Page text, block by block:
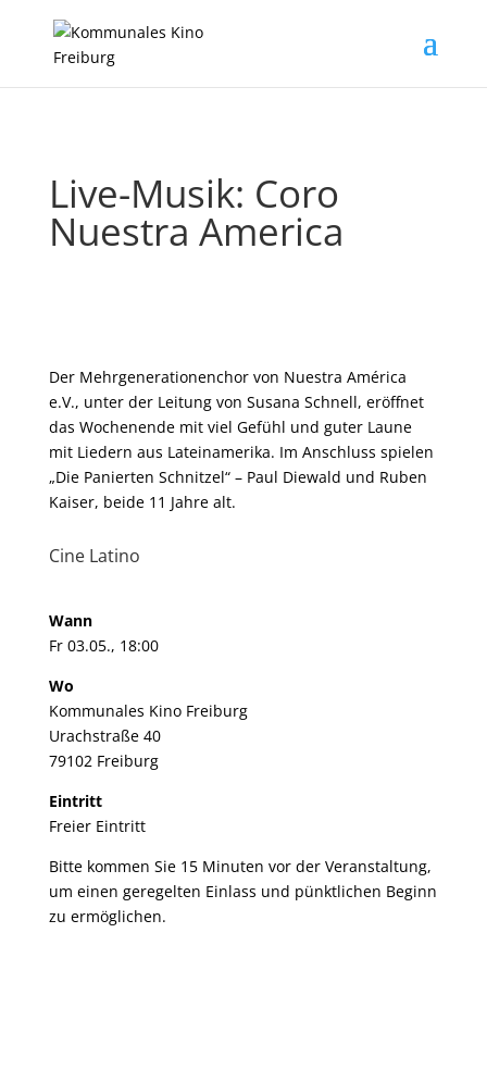
Live-Musik: Coro
Nuestra America
Der Mehrgenerationenchor von Nuestra América
e.V., unter der Leitung von Susana Schnell, eröffnet
das Wochenende mit viel Gefühl und guter Laune
mit Liedern aus Lateinamerika. Im Anschluss spielen
„Die Panierten Schnitzel“ – Paul Diewald und Ruben
Kaiser, beide 11 Jahre alt.
Cine Latino
Wann
Fr 03.05., 18:00
Wo
Kommunales Kino Freiburg
Urachstraße 40
79102 Freiburg
Eintritt
Freier Eintritt
Bitte kommen Sie 15 Minuten vor der Veranstaltung,
um einen geregelten Einlass und pünktlichen Beginn
zu ermöglichen.